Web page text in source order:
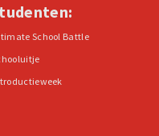
School Battle